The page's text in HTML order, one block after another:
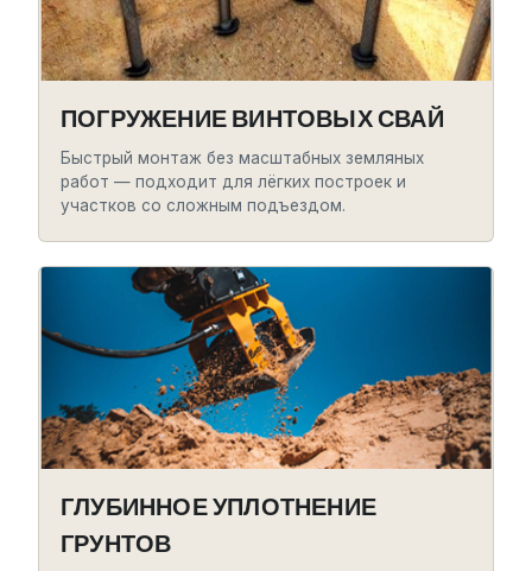
ПОГРУЖЕНИЕ ВИНТОВЫХ СВАЙ
Быстрый монтаж без масштабных земляных
работ — подходит для лёгких построек и
участков со сложным подъездом.
ГЛУБИННОЕ УПЛОТНЕНИЕ
ГРУНТОВ